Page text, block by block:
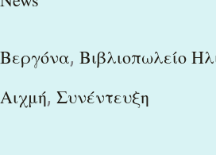
Βεργόνα, Βιβλιοπωλείο
Αιχμή, Συνέντευξη